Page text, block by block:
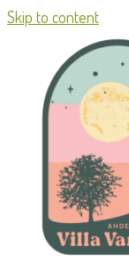
Skip to content